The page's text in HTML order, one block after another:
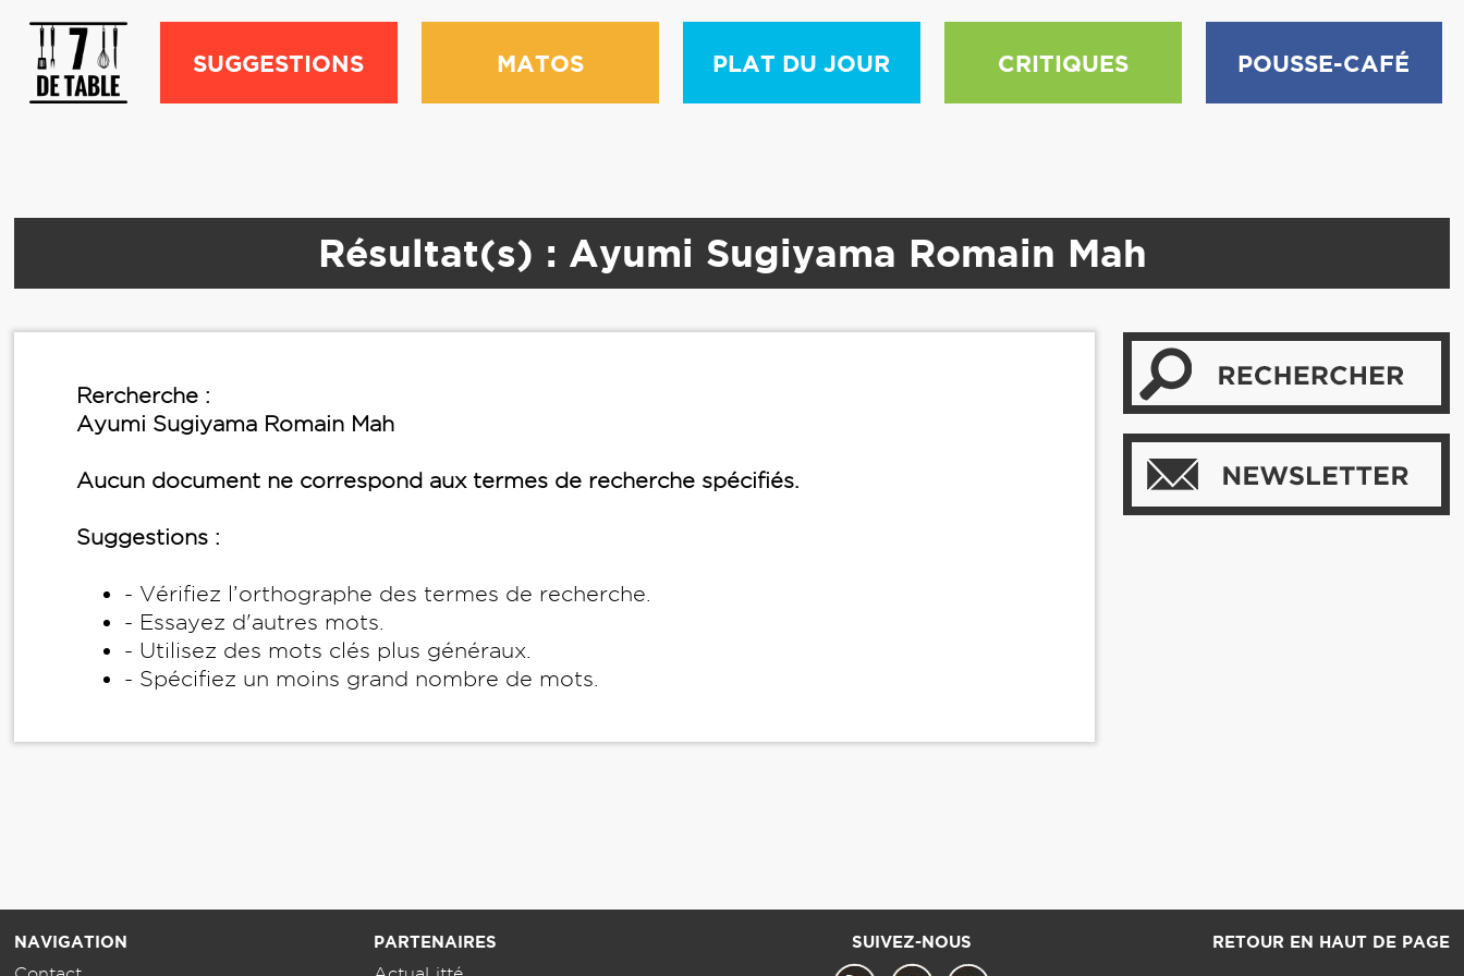
SUGGESTIONS MATOS PLAT DU JOUR CRITIQUES POUSSE-CAFÉ
Résultat(s) : Ayumi Sugiyama Romain Mah
Rercherche :
Ayumi Sugiyama Romain Mah
Aucun document ne correspond aux termes de recherche spécifiés.
Suggestions :
- Vérifiez l’orthographe des termes de recherche.
- Essayez d'autres mots.
- Utilisez des mots clés plus généraux.
- Spécifiez un moins grand nombre de mots.
NAVIGATION
PARTENAIRES
SUIVEZ-NOUS RETOUR EN HAUT DE PAGE